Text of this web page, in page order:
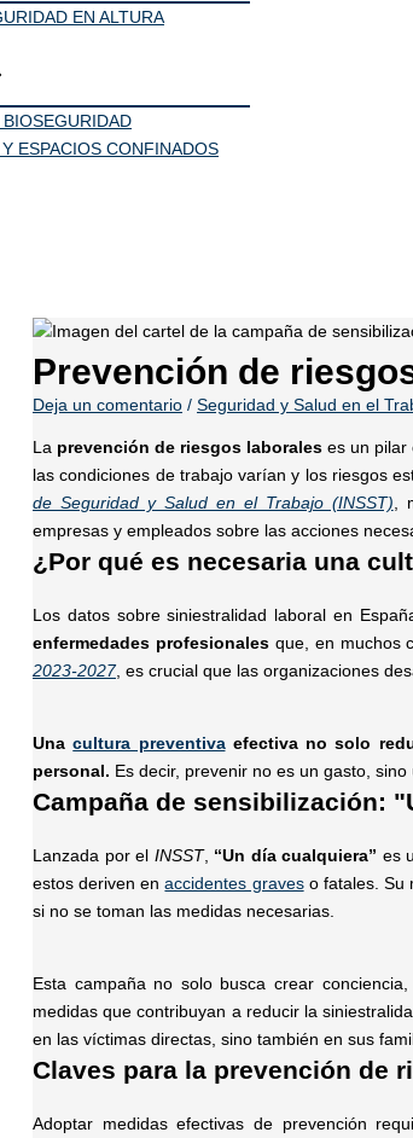
EN ALTURA
ESPACIOS CONFINADOS
Prevención de
Deja un comentario / Seguridad y Salud en el
La prevención de riesgos laborales es un pilar
las condiciones de trabajo varían y los riesgos
de Seguridad y Salud en el Trabajo (INSST),
empresas y empleados sobre las acciones
¿Por qué es necesaria una
Los datos sobre siniestralidad laboral en
enfermedades profesionalesque, en muchos
2023-2027, es crucial que las organizaciones
Unacultura preventivaefectiva no solo
personal. Es decir, prevenir no es un gasto,
Campaña de sensibilización:
Lanzada por el INSST, “Un día cualquiera” es
estos deriven enaccidentes graveso fatales. Su
si no se toman las medidas necesarias.
Esta campaña no solo busca crear
medidas que contribuyan a reducir la
en las víctimas directas, sino también en sus
Claves para la prevención de
Adoptar medidas efectivas de prevención